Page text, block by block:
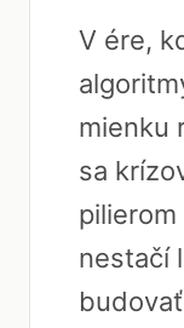
V ére,
mienku
sa
nestačí